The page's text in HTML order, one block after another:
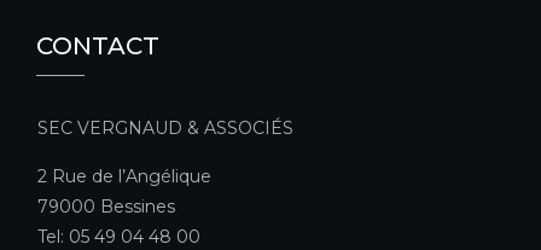
CONTACT
SEC VERGNAUD & ASSOCIÉS
2 Rue de l’Angélique
79000 Bessines
Tel: 05 49 04 48 00